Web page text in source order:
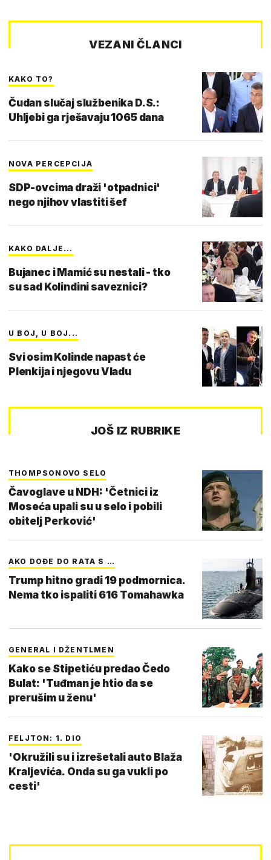
VEZANI ČLANCI
KAKO TO?
Čudan slučaj službenika D.S.:
Uhljebi ga rješavaju 1065 dana
NOVA PERCEPCIJA
SDP-ovcima draži 'otpadnici'
nego njihov vlastiti šef
KAKO DALJE...
Bujanec i Mamić su nestali - tko
su sad Kolindini saveznici?
U BOJ, U BOJ...
Svi osim Kolinde napast će
Plenkija i njegovu Vladu
JOŠ IZ RUBRIKE
THOMPSONOVO SELO
Čavoglave u NDH: 'Četnici iz
Moseća upali su u selo i pobili
obitelj Perković'
AKO DOĐE DO RATA S …
Trump hitno gradi 19 podmornica.
Nema tko ispaliti 616 Tomahawka
GENERAL I DŽENTLMEN
Kako se Stipetiću predao Čedo
Bulat: 'Tuđman je htio da se
prerušim u ženu'
FELJTON: 1. DIO
'Okružili su i izrešetali auto Blaža
Kraljevića. Onda su ga vukli po
cesti'